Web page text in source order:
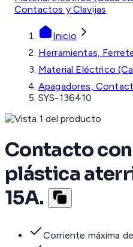
Contactos y Clavijas
Inicio
Herramientas,
Material Eléctrico
Apagadores,
SYS-136410
Contacto
plástica
15A.
Corriente máxima